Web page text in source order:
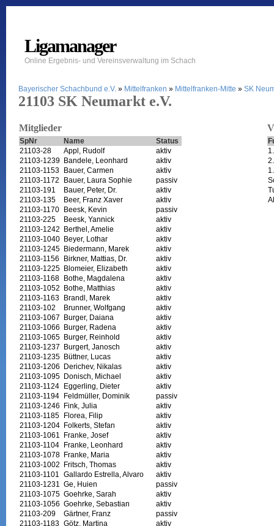
Ligamanager
Online Ergebnis- und Vereinsverwaltung im Schach
Bayerischer Schachbund e.V. » Mittelfranken » Mittelfranken-Mitte » SK
21103 SK Neumarkt e.V.
Mitglieder
SpNr Name
Status
21103-28
Appl, Rudolf
aktiv
21103-1239 Bandele, Leonhard
aktiv
21103-1153 Bauer, Carmen
aktiv
21103-1172
Bauer, Laura Sophie
passiv
21103-191
Bauer, Peter, Dr.
aktiv
21103-135
Beer, Franz Xaver
aktiv
21103-1170 Beesk, Kevin
passiv
21103-225
Beesk, Yannick
aktiv
21103-1242 Berthel, Amelie
aktiv
21103-1040 Beyer, Lothar
aktiv
21103-1245 Biedermann, Marek
aktiv
21103-1156
Birkner, Mattias, Dr.
aktiv
21103-1225 Blomeier, Elizabeth
aktiv
21103-1168 Bothe, Magdalena
aktiv
21103-1052 Bothe, Matthias
aktiv
21103-1163 Brandl, Marek
aktiv
21103-102
Brunner, Wolfgang
aktiv
21103-1067 Burger, Daiana
aktiv
21103-1066 Burger, Radena
aktiv
21103-1065 Burger, Reinhold
aktiv
21103-1237 Burgert, Janosch
aktiv
21103-1235 Büttner, Lucas
aktiv
21103-1206 Derichev, Nikalas
aktiv
21103-1095 Donisch, Michael
aktiv
21103-1124 Eggerling, Dieter
aktiv
21103-1194 Feldmüller, Dominik
passiv
21103-1246 Fink, Julia
aktiv
21103-1185 Florea, Filip
aktiv
21103-1204 Folkerts, Stefan
aktiv
21103-1061
Franke, Josef
aktiv
21103-1104 Franke, Leonhard
aktiv
21103-1078 Franke, Maria
aktiv
21103-1002 Fritsch, Thomas
aktiv
21103-1101
Gallardo Estrella, Alvaro
aktiv
21103-1231
Ge, Huien
passiv
21103-1075 Goehrke, Sarah
aktiv
21103-1056 Goehrke, Sebastian
aktiv
21103-209
Gärtner, Franz
passiv
21103-1183 Götz, Martina
aktiv